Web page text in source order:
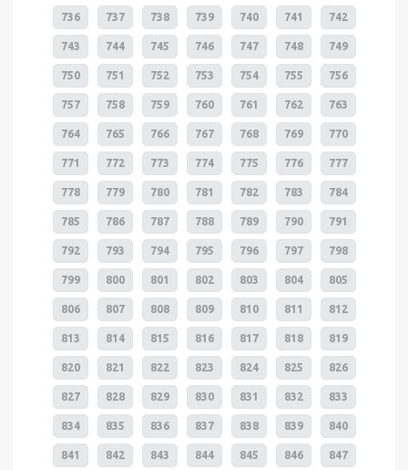
736 737 738 739 740 741 742
743 744 745 746 747 748 749
750 751 752 753 754 755 756
757 758 759 760 761 762 763
764 765 766 767 768 769 770
771 772 773 774 775 776 777
778 779 780 781 782 783 784
785 786 787 788 789 790 791
792 793 794 795 796 797 798
799 800 801 802 803 804 805
806 807 808 809 810 811 812
813 814 815 816 817 818 819
820 821 822 823 824 825 826
827 828 829 830 831 832 833
834 835 836 837 838 839 840
841 842 843 844 845 846 847